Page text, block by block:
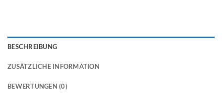
BESCHREIBUNG
ZUSÄTZLICHE INFORMATION
BEWERTUNGEN (0)